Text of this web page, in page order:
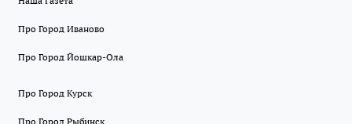
Про Город Иваново
Про Город Йошкар-Ола
Про Город Курск
Про Город Рыбинск